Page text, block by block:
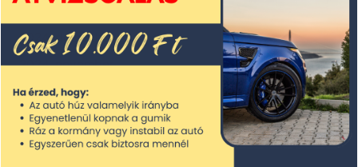
2025. január
2024. december
2024. november
2024. október
2024. szeptember
2024. augusztus